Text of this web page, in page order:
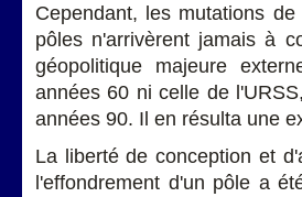
Cependant, les mutations
pôles n'arrivèrent jamais à
géopolitique majeure
années 60 ni celle de
années 90. Il en résulta une
La liberté de conception et
l'effondrement d'un pôle a